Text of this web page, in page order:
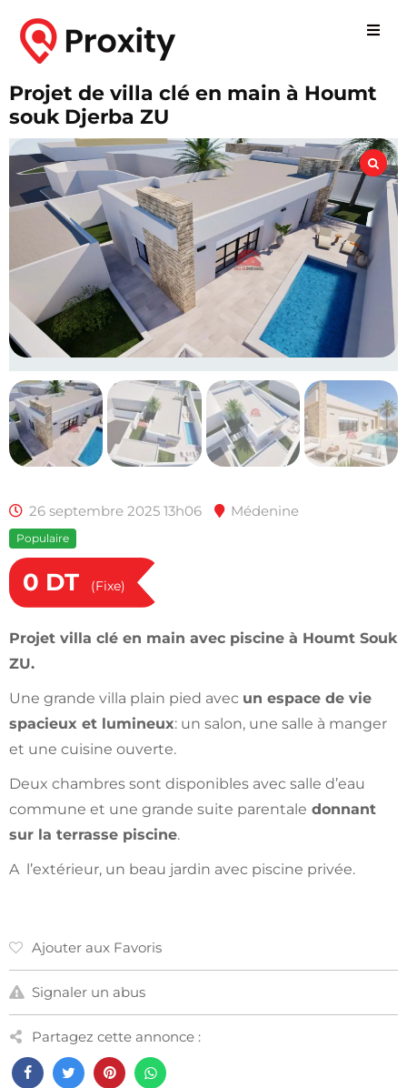
Projet de villa clé en main à Houmt
souk Djerba ZU
26 septembre 2025 13h06 Médenine
Populaire
0 DT (Fixe)
Projet villa clé en main avec piscine à Houmt Souk
ZU.
Une grande villa plain pied avec un espace de vie
spacieux et lumineux: un salon, une salle à manger
et une cuisine ouverte.
Deux chambres sont disponibles avec salle d’eau
commune et une grande suite parentale donnant
sur la terrasse piscine.
A l’extérieur, un beau jardin avec piscine privée.
Ajouter aux Favoris
Signaler un abus
Partagez cette annonce :